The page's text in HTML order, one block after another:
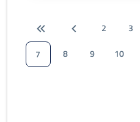
2 3
7
8 9 10